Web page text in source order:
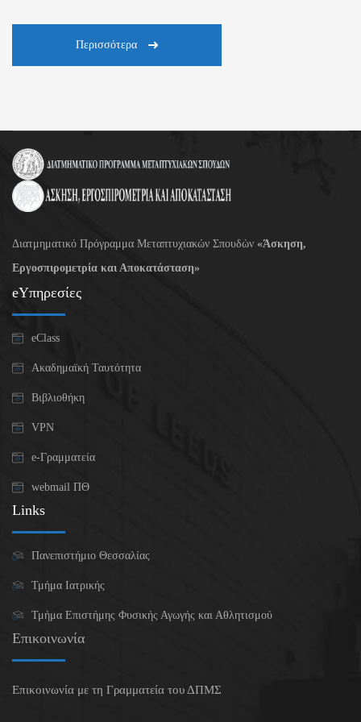
Περισσότερα
Διατμηματικό Πρόγραμμα Μεταπτυχιακών Σπουδών «Άσκηση,
Εργοσπιρομετρία και Αποκατάσταση»
eΥπηρεσίες
eClass
Ακαδημαϊκή Ταυτότητα
Βιβλιοθήκη
VPN
e-Γραμματεία
webmail ΠΘ
Links
Πανεπιστήμιο Θεσσαλίας
Τμήμα Ιατρικής
Τμήμα Επιστήμης Φυσικής Αγωγής και Αθλητισμού
Επικοινωνία
Επικοινωνία με τη Γραμματεία του ΔΠΜΣ